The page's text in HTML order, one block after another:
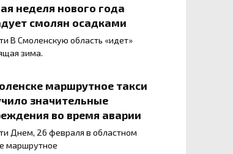
неделя нового года
смолян осадками
В Смоленскую область «идет»
зима.
маршрутное такси
значительные
во время аварии
Днем, 26 февраля в областном
маршрутное